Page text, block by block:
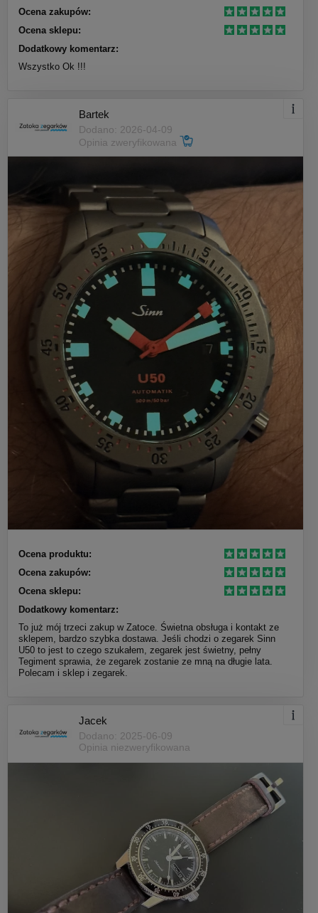
Ocena zakupów:
Ocena sklepu:
Dodatkowy komentarz:
Wszystko Ok !!!
Bartek
Dodano: 2026-04-09
Opinia zweryfikowana
Ocena produktu:
Ocena zakupów:
Ocena sklepu:
Dodatkowy komentarz:
To już mój trzeci zakup w Zatoce. Świetna obsługa i kontakt ze
sklepem, bardzo szybka dostawa. Jeśli chodzi o zegarek Sinn
U50 to jest to czego szukałem, zegarek jest świetny, pełny
Tegiment sprawia, że zegarek zostanie ze mną na długie lata.
Polecam i sklep i zegarek.
Jacek
Dodano: 2025-06-09
Opinia niezweryfikowana